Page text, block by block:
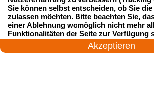
Startseite
Preise
24 Stunden am Tag
Akzeptieren
Sie können selbst entscheiden, ob Sie
zulassen möchten. Bitte beachten Sie,
einer Ablehnung womöglich nicht mehr
Funktionalitäten der Seite zur Verfügung